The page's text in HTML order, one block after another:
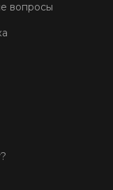
вопросы